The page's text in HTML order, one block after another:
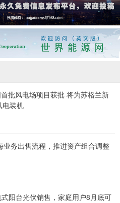
批风电场项目获批 将为苏格兰新
电装机
业务出售流程，推进资产组合调整
阳台光伏销售，家庭用户8月底可